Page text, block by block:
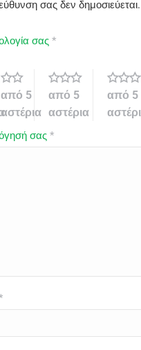
σας δεν δημοσιεύεται.
σας *
από 5
αστέρια
από 5
αστέρια
από 5
σας *